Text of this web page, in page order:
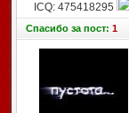
ICQ: 475418295
Спасибоза пост: 1